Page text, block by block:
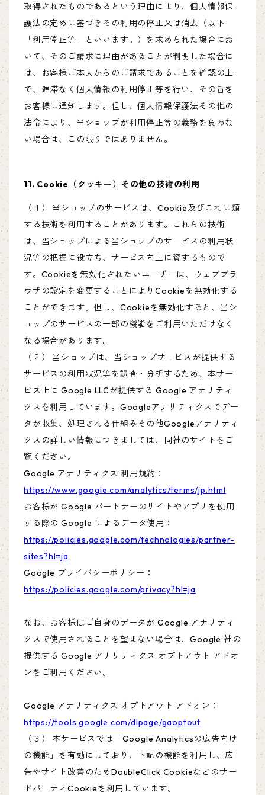
取得されたものであるという理由により、個人情報保
護法の定めに基づきその利用の停止又は消去（以下
「利用停止等」といいます。）を求められた場合にお
いて、そのご請求に理由があることが判明した場合に
は、お客様ご本人からのご請求であることを確認の上
で、遅滞なく個人情報の利用停止等を行い、その旨を
お客様に通知します。但し、個人情報保護法その他の
法令により、当ショップが利用停止等の義務を負わな
い場合は、この限りではありません。
11. Cookie（クッキー）その他の技術の利用
（１） 当ショップのサービスは、Cookie及びこれに類
する技術を利用することがあります。これらの技術
は、当ショップによる当ショップのサービスの利用状
況等の把握に役立ち、サービス向上に資するもので
す。Cookieを無効化されたいユーザーは、ウェブブラ
ウザの設定を変更することによりCookieを無効化する
ことができます。但し、Cookieを無効化すると、当シ
ョップのサービスの一部の機能をご利用いただけなく
なる場合があります。
（２） 当ショップは、当ショップサービスが提供する
サービスの利用状況等を調査・分析するため、本サー
ビス上に Google LLCが提供する Google アナリティ
クスを利用しています。Googleアナリティクスでデー
タが収集、処理される仕組みその他Googleアナリティ
クスの詳しい情報につきましては、同社のサイトをご
覧ください。
Google アナリティクス 利用規約：
https://www.google.com/analytics/terms/jp.html
お客様が Google パートナーのサイトやアプリを使用
する際の Google によるデータ使用：
https://policies.google.com/technologies/partner-
sites?hl=ja
Google プライバシーポリシー：
https://policies.google.com/privacy?hl=ja
なお、お客様はご自身のデータが Google アナリティ
クスで使用されることを望まない場合は、Google 社の
提供する Google アナリティクス オプトアウト アドオ
ンをご利用ください。
Google アナリティクス オプトアウト アドオン：
https://tools.google.com/dlpage/gaoptout
（３） 本サービスでは「Google Analyticsの広告向け
の機能」を有効にしており、下記の機能を利用し、広
告やサイト改善のためDoubleClick Cookieなどのサー
ドパーティCookieを利用しています。